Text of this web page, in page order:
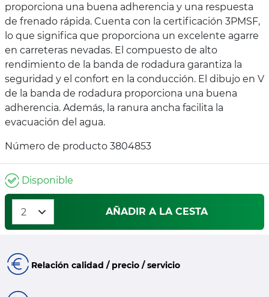
proporciona una buena adherencia y una respuesta
de frenado rápida. Cuenta con la certificación 3PMSF,
lo que significa que proporciona un excelente agarre
en carreteras nevadas. El compuesto de alto
rendimiento de la banda de rodadura garantiza la
seguridad y el confort en la conducción. El dibujo en V
de la banda de rodadura proporciona una buena
adherencia. Además, la ranura ancha facilita la
evacuación del agua.
Número de producto 3804853
Disponible
AÑADIR A LA CESTA
Relación calidad / precio / servicio